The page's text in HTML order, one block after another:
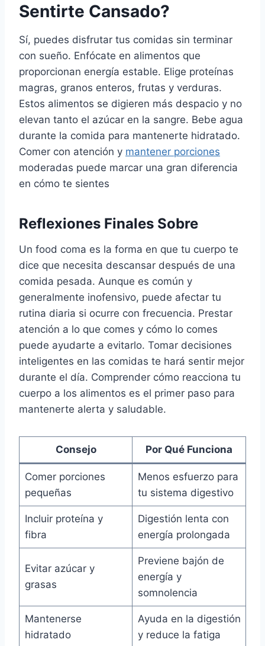
Sentirte Cansado?
Sí, puedes disfrutar tus comidas sin terminar
con sueño. Enfócate en alimentos que
proporcionan energía estable. Elige proteínas
magras, granos enteros, frutas y verduras.
Estos alimentos se digieren más despacio y no
elevan tanto el azúcar en la sangre. Bebe agua
durante la comida para mantenerte hidratado.
Comer con atención y mantener porciones
moderadas puede marcar una gran diferencia
en cómo te sientes
Reflexiones Finales Sobre
Un food coma es la forma en que tu cuerpo te
dice que necesita descansar después de una
comida pesada. Aunque es común y
generalmente inofensivo, puede afectar tu
rutina diaria si ocurre con frecuencia. Prestar
atención a lo que comes y cómo lo comes
puede ayudarte a evitarlo. Tomar decisiones
inteligentes en las comidas te hará sentir mejor
durante el día. Comprender cómo reacciona tu
cuerpo a los alimentos es el primer paso para
mantenerte alerta y saludable.
Consejo Por Qué Funciona
Comer porciones
pequeñas
Menos esfuerzo para
tu sistema digestivo
Incluir proteína y
fibra
Digestión lenta con
energía prolongada
Evitar azúcar y
grasas
Previene bajón de
energía y
somnolencia
Mantenerse
hidratado
Ayuda en la digestión
y reduce la fatiga